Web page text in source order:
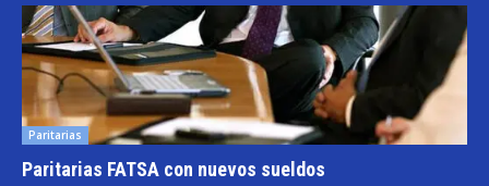
Paritarias
Paritarias FATSA con nuevos sueldos